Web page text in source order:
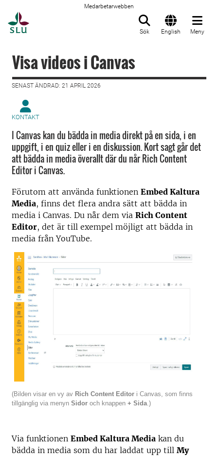
Medarbetarwebben
Sök English Meny
Visa videos i Canvas
SENAST ÄNDRAD: 21 APRIL 2026
KONTAKT
I Canvas kan du bädda in media direkt på en sida, i en
uppgift, i en quiz eller i en diskussion. Kort sagt går det
att bädda in media överallt där du når Rich Content
Editor i Canvas.
Förutom att använda funktionen Embed Kaltura
Media, finns det flera andra sätt att bädda in
media i Canvas. Du når dem via Rich Content
Editor, det är till exempel möjligt att bädda in
media från YouTube.
(Bilden visar en vy av Rich Content Editor i Canvas, som finns
tillgänglig via menyn Sidor och knappen + Sida .)
Via funktionen Embed Kaltura Media kan du
bädda in media som du har laddat upp till My